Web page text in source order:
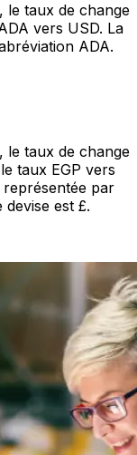
le taux de change
vers USD. La
ADA.
le taux de change
taux EGP vers
représentée par
est £.